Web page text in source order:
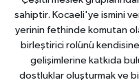
sahiptir. Kocaeli'ye ismini
yerinin fethinde komutan
birleştirici rolünü
gelişimlerine katkıda
dostluklar oluşturmak ve